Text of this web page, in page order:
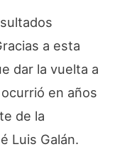
a esta
dar la vuelta a
en años
de la
Luis Galán.